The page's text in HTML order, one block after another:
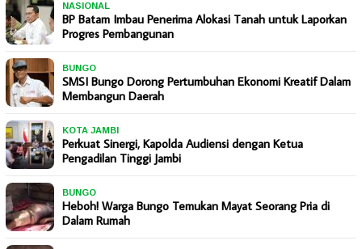
NASIONAL
BP Batam Imbau Penerima Alokasi Tanah untuk Laporkan
Progres Pembangunan
BUNGO
SMSI Bungo Dorong Pertumbuhan Ekonomi Kreatif Dalam
Membangun Daerah
KOTA JAMBI
Perkuat Sinergi, Kapolda Audiensi dengan Ketua
Pengadilan Tinggi Jambi
BUNGO
Heboh! Warga Bungo Temukan Mayat Seorang Pria di
Dalam Rumah